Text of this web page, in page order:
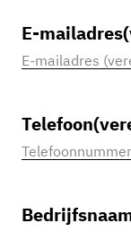
E-mailadres
Telefoon